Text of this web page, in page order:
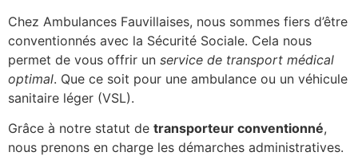
Chez Ambulances Fauvillaises, nous sommes fiers d’être
conventionnés avec la Sécurité Sociale. Cela nous
permet de vous offrir un service de transport médical
optimal. Que ce soit pour une ambulance ou un véhicule
sanitaire léger (VSL).
Grâce à notre statut de transporteur conventionné,
nous prenons en charge les démarches administratives.